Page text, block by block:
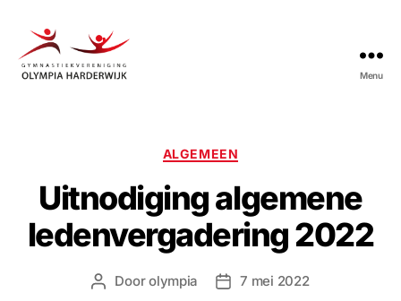
Menu
Categorieën
ALGEMEEN
Uitnodiging algemene
ledenvergadering 2022
Berichtauteur
Doorolympia Berichtdatum
7 mei 2022